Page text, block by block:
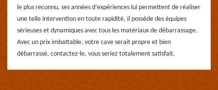
le plus reconnu, ses années d’expériences lui permettent de réaliser
une telle intervention en toute rapidité, il possède des équipes
sérieuses et dynamiques avec tous les matériaux de débarrassage.
Avec un prix imbattable, votre cave serait propre et bien
débarrassé, contactez-le, vous seriez totalement satisfait.